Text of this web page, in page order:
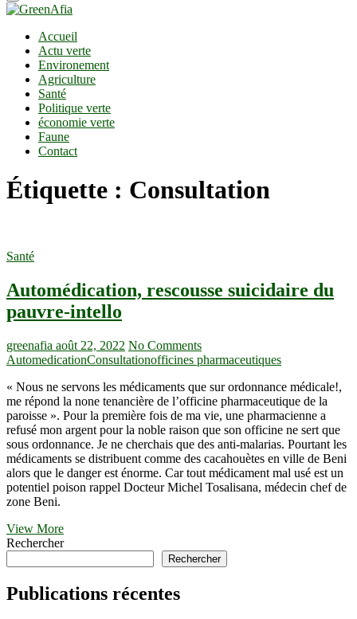
Accueil
Actu verte
Environement
Agriculture
Santé
Politique verte
économie verte
Faune
Contact
Étiquette : Consultation
Santé
Automédication, rescousse suicidaire du
pauvre-intello
greenafia août 22, 2022 No Comments
AutomedicationConsultationofficines pharmaceutiques
« Nous ne servons les médicaments que sur ordonnance médicale!,
me répond la none tenancière de l’officine pharmaceutique de la
paroisse ». Pour la première fois de ma vie, une pharmacienne a
refusé mon argent pour la noble raison que son officine ne sert que
sous ordonnance. Je ne cherchais que des anti-malarias. Pourtant les
médicaments se distribuent comme des cacahouètes en ville de Beni
alors que le danger est énorme. Car tout médicament mal usé est un
potentiel poison rappel Docteur Michel Tosalisana, médecin chef de
zone Beni.
View MoreAutomédication,
rescousse
du
pauvre-
intello
Rechercher
Rechercher
Publications récentes